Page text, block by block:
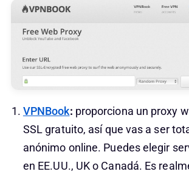
VPNBook: proporciona un proxy
SSL gratuito, así que vas a ser
anónimo online. Puedes elegir
en EE.UU., UK o Canadá. Es